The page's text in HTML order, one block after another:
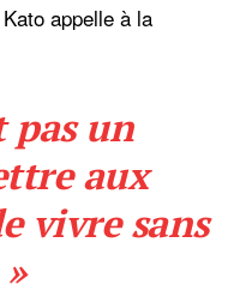
appelle à la
pas un
aux
vivre sans